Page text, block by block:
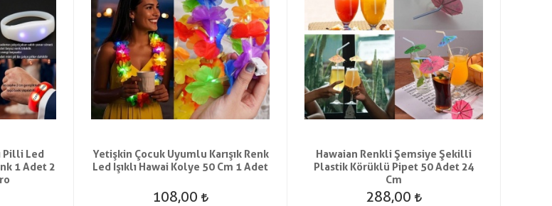
Pilli Led
1 Adet 2
Yetişkin Çocuk Uyumlu Karışık Renk
Led Işıklı Hawai Kolye 50 Cm 1 Adet
108,00
Hawaian Renkli Şemsiye Şekilli
Plastik Körüklü Pipet 50 Adet 24
Cm
288,00